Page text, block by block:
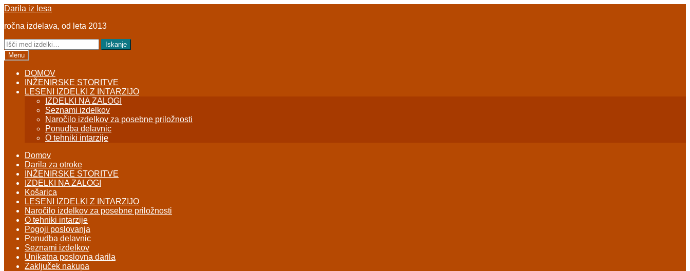
Skip
navigation
Skip
content
Darila iz lesa
ročna izdelava, od leta 2013
Išči:
Iskanje
Menu
DOMOV
INŽENIRSKE STORITVE
LESENI IZDELKI Z INTARZIJO
IZDELKI NA ZALOGI
Seznami izdelkov
Naročilo izdelkov za posebne priložnosti
Ponudba delavnic
O tehniki intarzije
Domov
Darila za otroke
INŽENIRSKE STORITVE
IZDELKI NA ZALOGI
Košarica
LESENI IZDELKI Z INTARZIJO
Naročilo izdelkov za posebne priložnosti
O tehniki intarzije
Pogoji poslovanja
Ponudba delavnic
Seznami izdelkov
Unikatna poslovna darila
Zaključek nakupa